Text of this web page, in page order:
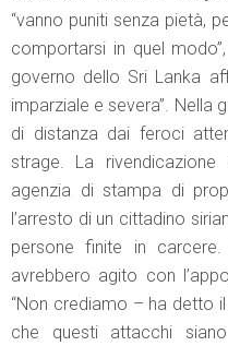
“vanno puniti senza pietà,
comportarsi in quel
governo dello Sri Lanka
imparziale e severa”. Nella
di distanza dai feroci
strage. La
agenzia di stampa di
l’arresto di un cittadino
persone finite in
avrebbero agito con
“Non crediamo – ha detto
che questi attacchi